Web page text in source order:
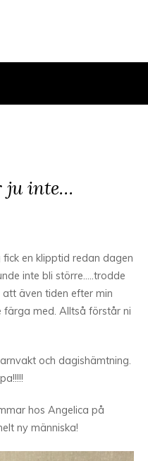
ju inte…
en klipptid redan dagen
inte bli större…..trodde
även tiden efter min
färga med. Alltså förstår ni
och dagishämtning.
hos Angelica på
ny människa!